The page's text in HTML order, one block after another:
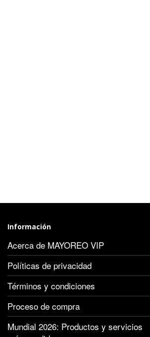
Información
Acerca de MAYOREO VIP
Políticas de privacidad
Términos y condiciones
Proceso de compra
Mundial 2026: Productos y servicios